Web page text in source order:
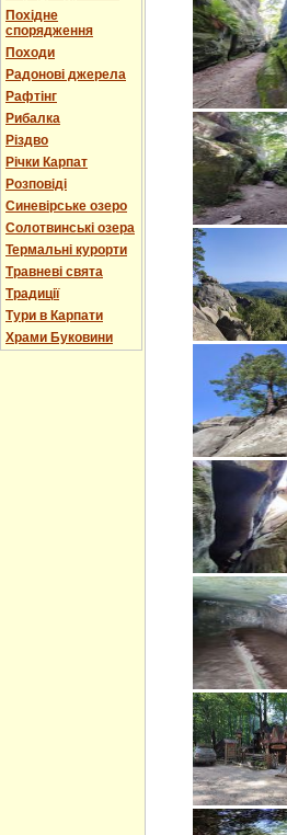
Похідне
спорядження
Походи
Радонові джерела
Рафтінг
Рибалка
Різдво
Річки Карпат
Розповіді
Синевірське озеро
Солотвинські озера
Термальні курорти
Травневі свята
Традиції
Тури в Карпати
Храми Буковини